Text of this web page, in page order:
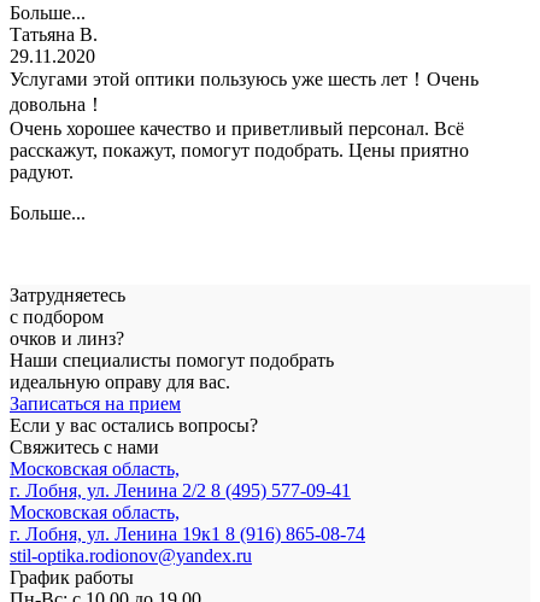
Больше...
Татьяна В.
29.11.2020
Услугами этой оптики пользуюсь уже шесть лет！Очень
довольна！
Очень хорошее качество и приветливый персонал. Всё
расскажут, покажут, помогут подобрать. Цены приятно
радуют.
Больше...
Затрудняетесь
с подбором
очков и линз?
Наши специалисты помогут подобрать
идеальную оправу для вас.
Записаться на прием
Если у вас остались вопросы?
Свяжитесь с нами
Московская область,
г. Лобня, ул. Ленина 2/2 8 (495) 577-09-41
Московская область,
г. Лобня, ул. Ленина 19к1 8 (916) 865-08-74
stil-optika.rodionov@yandex.ru
График работы